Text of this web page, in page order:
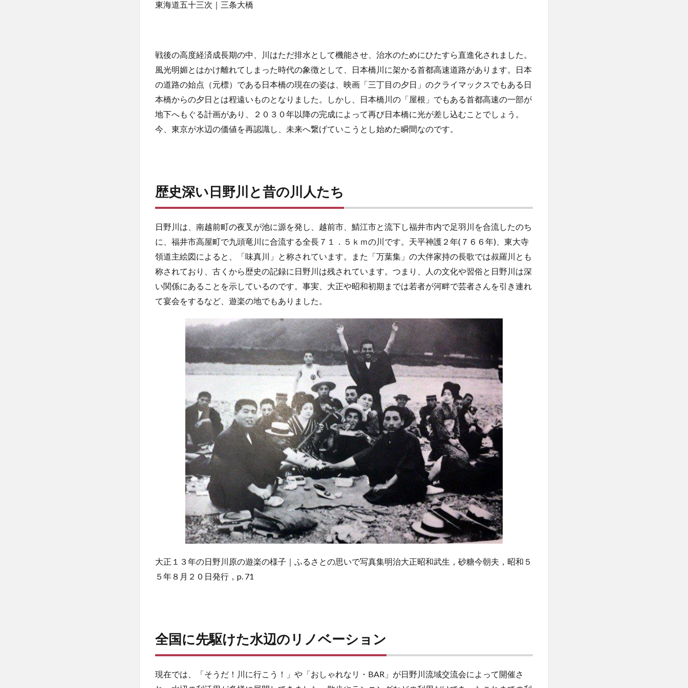
ック
5
「ボ
クの
水
辺、
水
辺」
る人
大募
集！
東海道五十三次｜三条大橋
戦後の高度経済成長期の中、川はただ排水として機能させ、治水のためにひたすら直進化されました。
風光明媚とはかけ離れてしまった時代の象徴として、日本橋川に架かる首都高速道路があります。日本
の道路の始点（元標）である日本橋の現在の姿は、映画「三丁目の夕日」のクライマックスでもある日
本橋からの夕日とは程遠いものとなりました。しかし、日本橋川の「屋根」でもある首都高速の一部が
地下へもぐる計画があり、２０３０年以降の完成によって再び日本橋に光が差し込むことでしょう。
今、東京が水辺の価値を再認識し、未来へ繋げていこうとし始めた瞬間なのです。
歴史深い日野川と昔の川人たち
日野川は、南越前町の夜叉が池に源を発し、越前市、鯖江市と流下し福井市内で足羽川を合流したのち
に、福井市高屋町で九頭竜川に合流する全長７１．５ｋｍの川です。天平神護２年(７６６年)、東大寺
領道主絵図によると、「味真川」と称されています。また「万葉集」の大伴家持の長歌では叔羅川とも
称されており、古くから歴史の記録に日野川は残されています。つまり、人の文化や習俗と日野川は深
い関係にあることを示しているのです。事実、大正や昭和初期までは若者が河畔で芸者さんを引き連れ
て宴会をするなど、遊楽の地でもありました。
大正１３年の日野川原の遊楽の様子｜ふるさとの思いで写真集明治大正昭和武生，砂糖今朝夫，昭和５
５年８月２０日発行，p. 71
全国に先駆けた水辺のリノベーション
現在では、「そうだ！川に行こう！」や「おしゃれなリ・BAR」が日野川流域交流会によって開催さ